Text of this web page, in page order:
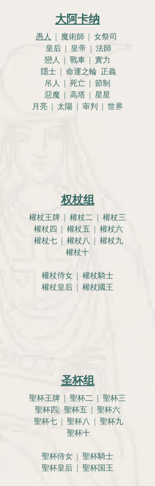
大阿卡纳
愚人 | 魔術師 | 女祭司
皇后 | 皇帝 | 法師
戀人 | 戰車 | 實力
隱士 | 命運之輪 正義
吊人 | 死亡 | 節制
惡魔 | 高塔 | 星星
月亮 | 太陽 | 审判 | 世界
权杖组
權杖王牌 | 權杖二 | 權杖三
權杖四 | 權杖五 | 權杖六
權杖七 | 權杖八 | 權杖九
權杖十
權杖侍女 | 權杖騎士
權杖皇后 | 權杖國王
圣杯组
聖杯王牌 | 聖杯二 | 聖杯三
聖杯四| 聖杯五 | 聖杯六
聖杯七 | 聖杯八 | 聖杯九
聖杯十
聖杯侍女 | 聖杯騎士
聖杯皇后 | 聖杯国王